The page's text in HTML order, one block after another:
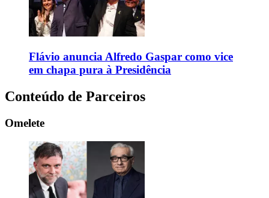
Flávio anuncia Alfredo Gaspar como vice
em chapa pura à Presidência
Conteúdo de Parceiros
Omelete